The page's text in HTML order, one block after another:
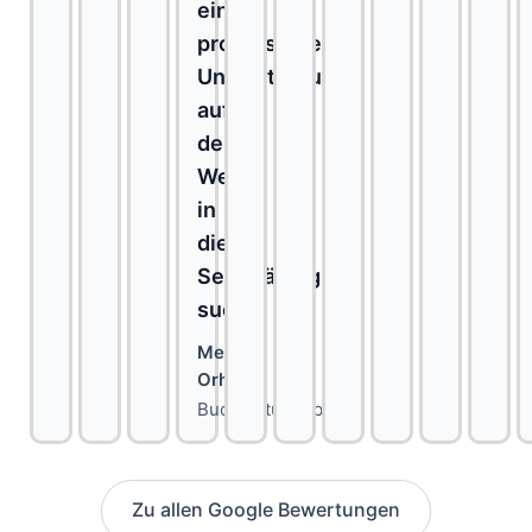
eine
professionelle
Unterstützung
auf
dem
Weg
in
die
Selbständigkeit
sucht.
Melih
Orhan
Buchhaltungsbüro
Zu allen Google Bewertungen